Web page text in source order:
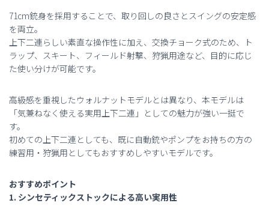
71cm銃身を採用することで、取り回しの良さとスイングの安定感
を両立。
上下二連らしい素直な操作性に加え、交換チョーク式のため、ト
ラップ、スキート、フィールド射撃、狩猟用途など、目的に応じ
た使い分けが可能です。
高級感を重視したウォルナットモデルとは異なり、本モデルは
「気兼ねなく使える実用上下二連」としての魅力が強い一挺で
す。
初めての上下二連としても、既に自動銃やポンプをお持ちの方の
練習用・狩猟用としてもおすすめしやすいモデルです。
おすすめポイント
1. シンセティックストックによる高い実用性